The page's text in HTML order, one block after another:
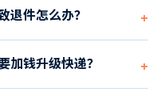
退件怎么办？ +
加钱升级快递？ +